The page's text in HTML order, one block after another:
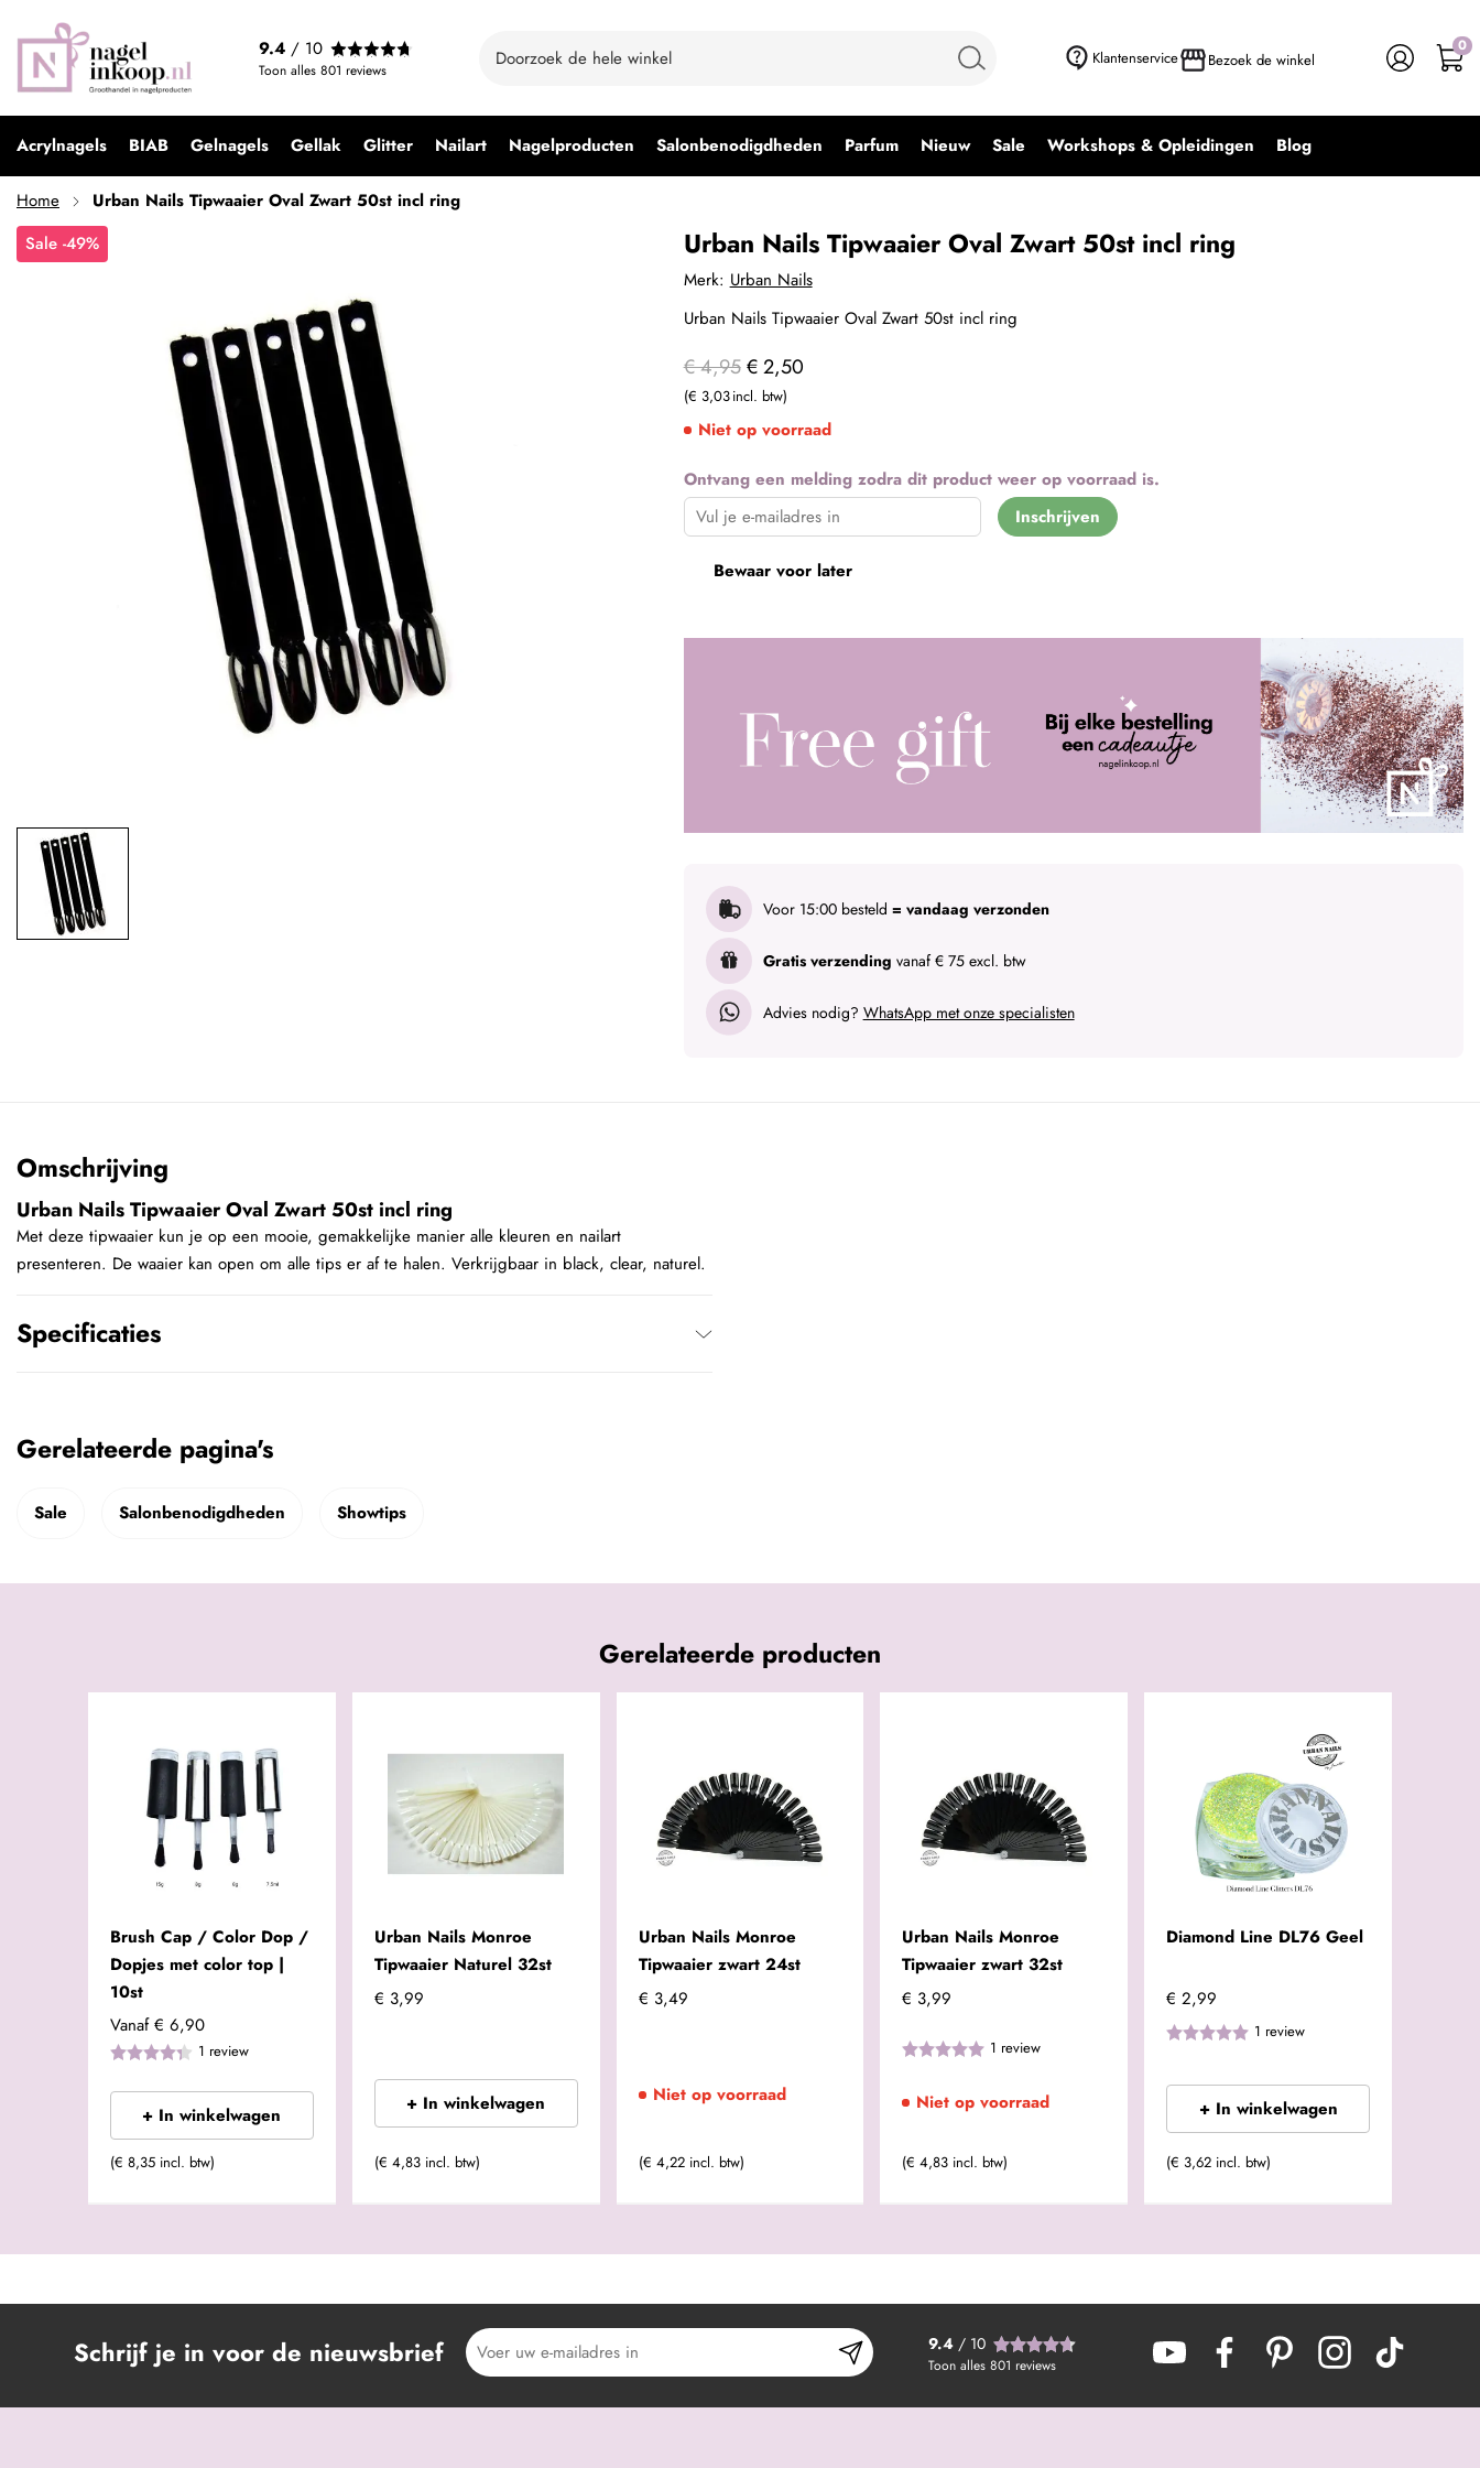
Klantenservice Bezoek de winkel
9.4 / 10
Toon alles 801 reviews
0
Acrylnagels BIAB Gelnagels Gellak Glitter Nailart Nagelproducten Salonbenodigdheden Parfum Nieuw Sale Workshops & Opleidingen Blog
Home
Urban Nails Tipwaaier Oval Zwart 50st incl ring
Sale -49%
Urban Nails Tipwaaier Oval Zwart 50st incl ring
Ontvang een melding zodra dit product weer op voorraad is.
Inschrijven
€ 4,95 € 2,50
€ 3,03
Bewaar voor later
Merk: Urban Nails
Voor 15:00 besteld = vandaag verzonden
Gratis verzending vanaf € 75 excl. btw
Advies nodig? WhatsApp met onze specialisten
Niet op voorraad
Urban Nails Tipwaaier Oval Zwart 50st incl ring
Omschrijving
Urban Nails Tipwaaier Oval Zwart 50st incl ring
Met deze tipwaaier kun je op een mooie, gemakkelijke manier alle kleuren en nailart
presenteren. De waaier kan open om alle tips er af te halen. Verkrijgbaar in black, clear, naturel.
Specificaties
Gerelateerde pagina's
Sale Salonbenodigdheden Showtips
Gerelateerde producten
Brush Cap / Color Dop /
Dopjes met color top |
10st
Vanaf € 6,90
1 review
+ In winkelwagen
(€ 8,35 incl. btw)
Urban Nails Monroe
Tipwaaier Naturel 32st
€ 3,99
+ In winkelwagen
(€ 4,83 incl. btw)
Urban Nails Monroe
Tipwaaier zwart 24st
€ 3,49
Niet op voorraad
(€ 4,22 incl. btw)
Urban Nails Monroe
Tipwaaier zwart 32st
€ 3,99
1 review
Niet op voorraad
(€ 4,83 incl. btw)
Diamond Line DL76 Geel
€ 2,99
1 review
+ In winkelwagen
(€ 3,62 incl. btw)
Schrijf je in voor de nieuwsbrief 9.4/ 10
Toon alles 801 reviews